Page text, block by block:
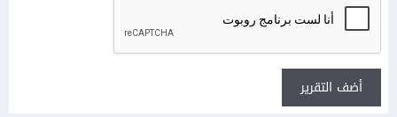
أضف التقرير